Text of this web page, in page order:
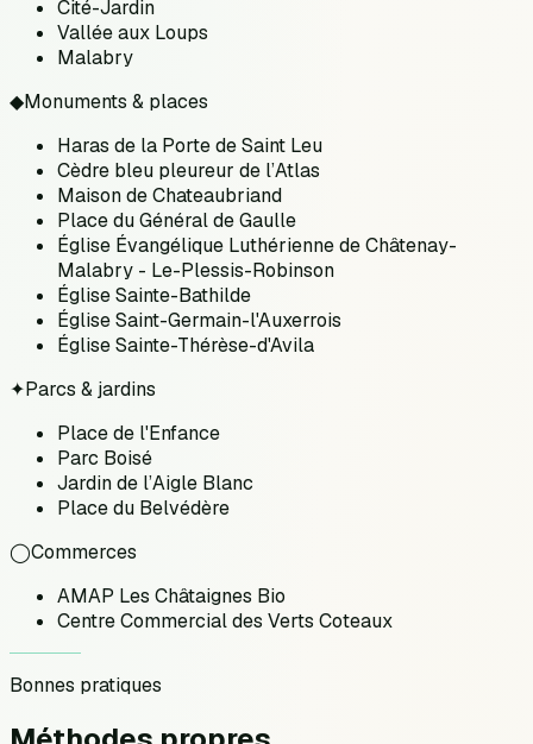
Cité-Jardin
Vallée aux Loups
Malabry
◆Monuments & places
Haras de la Porte de Saint Leu
Cèdre bleu pleureur de l’Atlas
Maison de Chateaubriand
Place du Général de Gaulle
Église Évangélique Luthérienne de Châtenay-
Malabry - Le-Plessis-Robinson
Église Sainte-Bathilde
Église Saint-Germain-l'Auxerrois
Église Sainte-Thérèse-d'Avila
✦Parcs & jardins
Place de l'Enfance
Parc Boisé
Jardin de l’Aigle Blanc
Place du Belvédère
◯Commerces
AMAP Les Châtaignes Bio
Centre Commercial des Verts Coteaux
Bonnes pratiques